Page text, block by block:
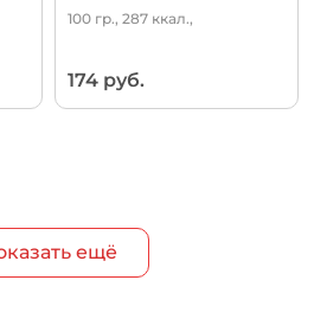
100 гр., 287 ккал.,
174 руб.
ещё